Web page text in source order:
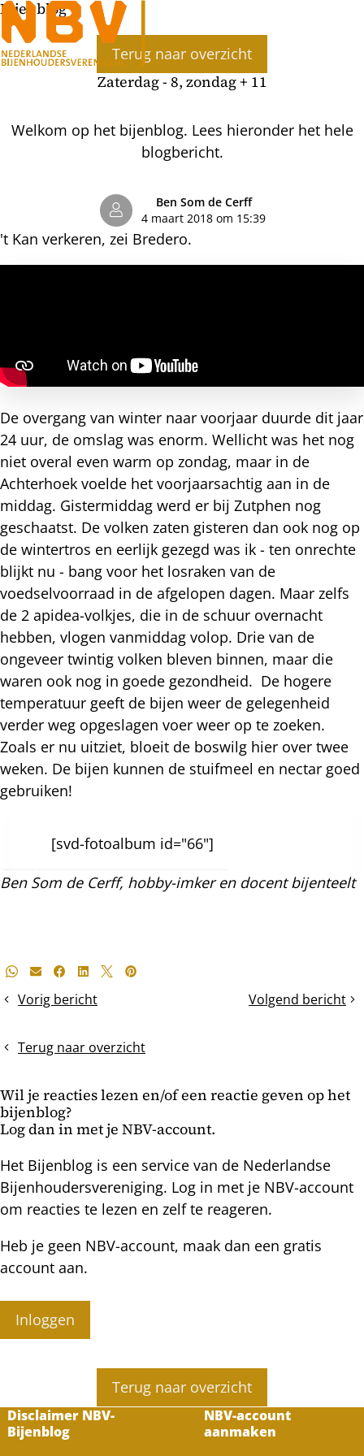
Bijenblog
Terug naar overzicht
Zaterdag - 8, zondag + 11
Welkom op het bijenblog. Lees hieronder het hele
blogbericht.
Ben Som de Cerff
4 maart 2018 om 15:39
't Kan verkeren, zei Bredero.
De overgang van winter naar voorjaar duurde dit jaar
24 uur, de omslag was enorm. Wellicht was het nog
niet overal even warm op zondag, maar in de
Achterhoek voelde het voorjaarsachtig aan in de
middag. Gistermiddag werd er bij Zutphen nog
geschaatst. De volken zaten gisteren dan ook nog op
de wintertros en eerlijk gezegd was ik - ten onrechte
blijkt nu - bang voor het losraken van de
voedselvoorraad in de afgelopen dagen. Maar zelfs
de 2 apidea-volkjes, die in de schuur overnacht
hebben, vlogen vanmiddag volop. Drie van de
ongeveer twintig volken bleven binnen, maar die
waren ook nog in goede gezondheid. De hogere
temperatuur geeft de bijen weer de gelegenheid
verder weg opgeslagen voer weer op te zoeken.
Zoals er nu uitziet, bloeit de boswilg hier over twee
weken. De bijen kunnen de stuifmeel en nectar goed
gebruiken!
[svd-fotoalbum id="66"]
Ben Som de Cerff, hobby-imker en docent bijenteelt
Deel
bericht
Whatsapp
E-mailFacebook
LinkedIn
X Pinterest
Vorig bericht
koude
warm
Volgend bericht
De
Terug naar overzicht
Wil je reacties lezen en/of een reactie geven op het
bijenblog?
Log dan in met je NBV-account.
Het Bijenblog is een service van de Nederlandse
Bijenhoudersvereniging. Log in met je NBV-account
om reacties te lezen en zelf te reageren.
Heb je geen NBV-account, maak dan een gratis
account aan.
Inloggen
Terug naar overzicht
Disclaimer NBV-
Bijenblog
NBV-account
aanmaken